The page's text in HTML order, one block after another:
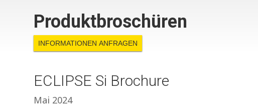
Produktbroschüren
INFORMATIONEN ANFRAGEN
ECLIPSE Si Brochure
Mai 2024